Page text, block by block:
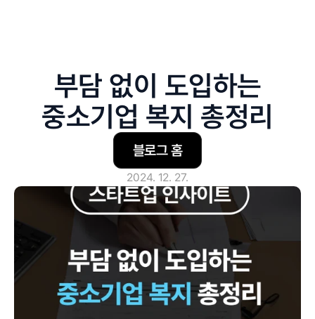
부담 없이 도입하는
중소기업 복지 총정리
블로그 홈
2024. 12. 27.